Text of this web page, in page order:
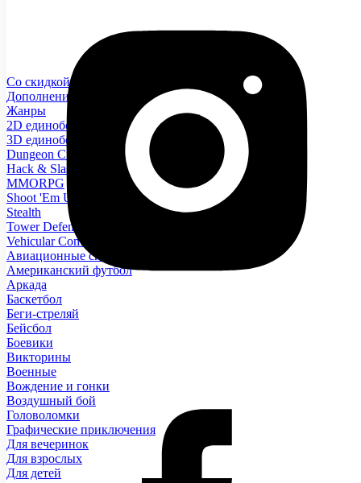
Со скидкой
Дополнения
Жанры
2D единоборства
3D единоборства
Dungeon Crawler
Hack & Slash
MMORPG
Shoot 'Em Up
Stealth
Tower Defence
Vehicular Combat
Авиационные симуляторы
Американский футбол
Аркада
Баскетбол
Беги-стреляй
Бейсбол
Боевики
Викторины
Военные
Вождение и гонки
Воздушный бой
Головоломки
Графические приключения
Для вечеринок
Для взрослых
Для детей